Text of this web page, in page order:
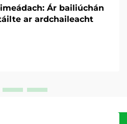
Ár bailiúchán
ar ardchaileacht